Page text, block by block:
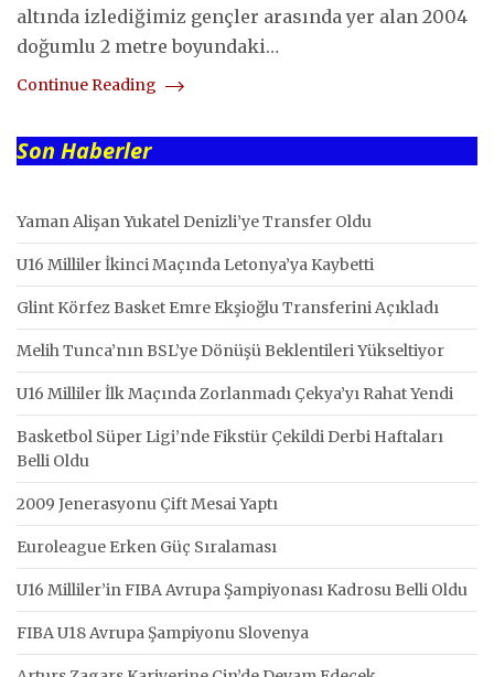
altında izlediğimiz gençler arasında yer alan 2004
doğumlu 2 metre boyundaki…
Continue Reading
Son Haberler
Yaman Alişan Yukatel Denizli’ye Transfer Oldu
U16 Milliler İkinci Maçında Letonya’ya Kaybetti
Glint Körfez Basket Emre Ekşioğlu Transferini Açıkladı
Melih Tunca’nın BSL’ye Dönüşü Beklentileri Yükseltiyor
U16 Milliler İlk Maçında Zorlanmadı Çekya’yı Rahat Yendi
Basketbol Süper Ligi’nde Fikstür Çekildi Derbi Haftaları
Belli Oldu
2009 Jenerasyonu Çift Mesai Yaptı
Euroleague Erken Güç Sıralaması
U16 Milliler’in FIBA Avrupa Şampiyonası Kadrosu Belli Oldu
FIBA U18 Avrupa Şampiyonu Slovenya